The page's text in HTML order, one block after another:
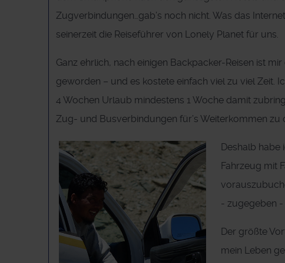
Zugverbindungen…gab’s noch nicht. Was das
seinerzeit die Reiseführer von Lonely Planet für uns.
Ganz ehrlich, nach einigen Backpacker-Reisen ist
geworden – und es kostete einfach viel zu viel Zeit.
4 Wochen Urlaub mindestens 1 Woche damit
Zug- und Busverbindungen für’s Weiterkommen zu
Deshalb habe
Fahrzeug mit
- zugegeben -
Der größte
mein Leben